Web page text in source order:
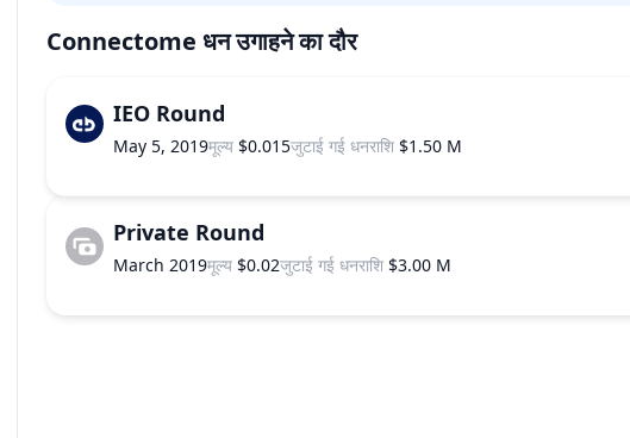
Connectome धन उगाहने का दौर
IEO Round
May 5, 2019मूल्य $0.015जुटाई गई धनराशि $1.50 M
Private Round
March 2019मूल्य $0.02जुटाई गई धनराशि $3.00 M